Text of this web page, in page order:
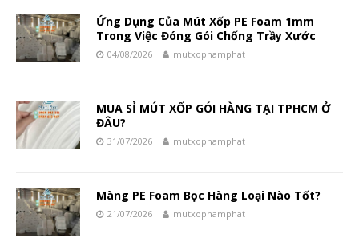
Ứng Dụng Của Mút Xốp PE Foam 1mm
Trong Việc Đóng Gói Chống Trầy Xước
04/08/2026 mutxopnamphat
MUA SỈ MÚT XỐP GÓI HÀNG TẠI TPHCM Ở
ĐÂU?
31/07/2026 mutxopnamphat
Màng PE Foam Bọc Hàng Loại Nào Tốt?
21/07/2026 mutxopnamphat